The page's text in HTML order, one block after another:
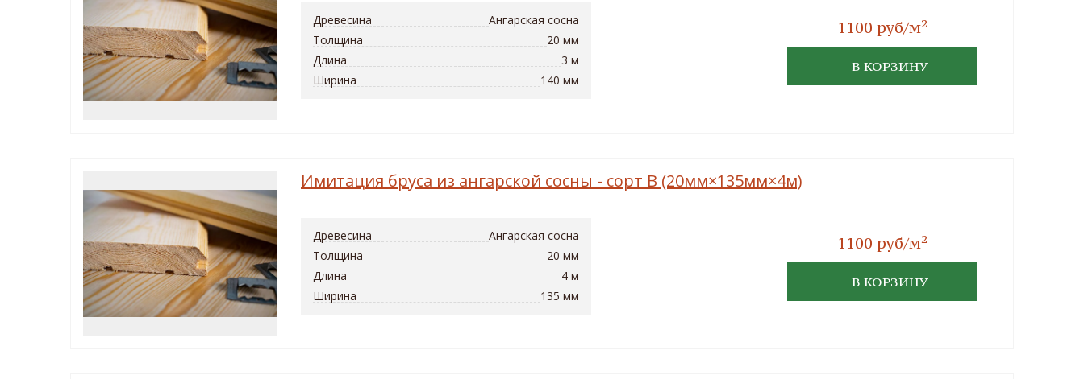
Древесина
Ангарская сосна
Толщина
20 мм
Длина
3 м
Ширина
140 мм
1100 руб/м2
В КОРЗИНУ
Имитация бруса из ангарской сосны - сорт B (20мм×135мм×4м)
Древесина
Ангарская сосна
Толщина
20 мм
Длина
4 м
Ширина
135 мм
1100 руб/м2
В КОРЗИНУ